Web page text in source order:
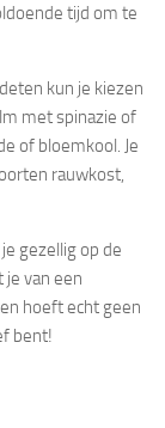
tijd om te
kun je kiezen
met spinazie of
of bloemkool. Je
rauwkost,
gezellig op de
je van een
hoeft echt geen
bent!